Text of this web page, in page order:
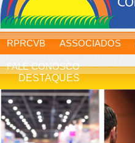
RPRCVB ASSOCIADOS
FALE CONOSCO
DESTAQUES